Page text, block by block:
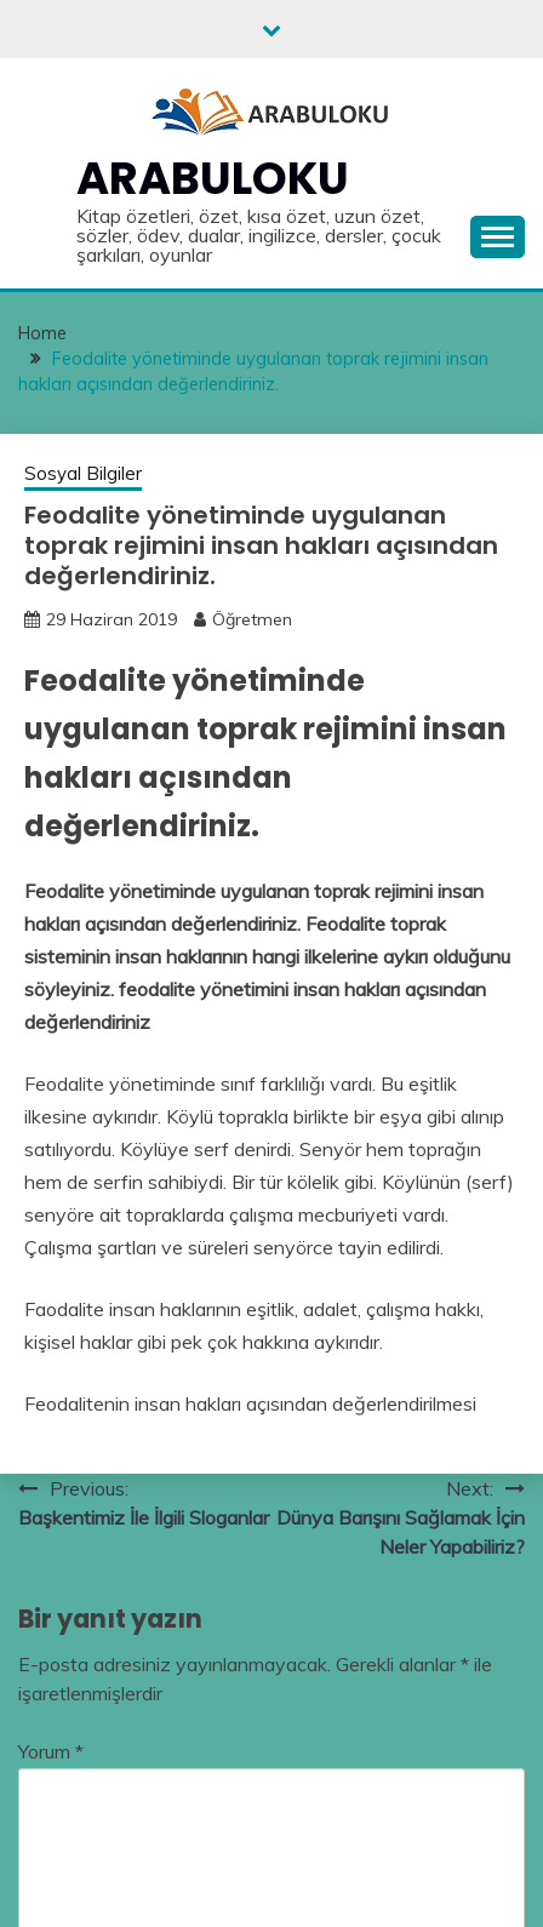
ARABULOKU
Kitap özetleri, özet, kısa özet, uzun özet,
sözler, ödev, dualar, ingilizce, dersler, çocuk
şarkıları, oyunlar
Home
Feodalite yönetiminde uygulanan toprak rejimini insan
hakları açısından değerlendiriniz.
Sosyal Bilgiler
Feodalite yönetiminde uygulanan
toprak rejimini insan hakları açısından
değerlendiriniz.
29 Haziran 2019 Öğretmen
Feodalite yönetiminde
uygulanan toprak rejimini insan
hakları açısından
değerlendiriniz.
Feodalite yönetiminde uygulanan toprak rejimini insan
hakları açısından değerlendiriniz. Feodalite toprak
sisteminin insan haklarının hangi ilkelerine aykırı olduğunu
söyleyiniz. feodalite yönetimini insan hakları açısından
değerlendiriniz
Feodalite yönetiminde sınıf farklılığı vardı. Bu eşitlik
ilkesine aykırıdır. Köylü toprakla birlikte bir eşya gibi alınıp
satılıyordu. Köylüye serf denirdi. Senyör hem toprağın
hem de serfin sahibiydi. Bir tür kölelik gibi. Köylünün (serf)
senyöre ait topraklarda çalışma mecburiyeti vardı.
Çalışma şartları ve süreleri senyörce tayin edilirdi.
Faodalite insan haklarının eşitlik, adalet, çalışma hakkı,
kişisel haklar gibi pek çok hakkına aykırıdır.
Feodalitenin insan hakları açısından değerlendirilmesi
Yazı
gezinmesi
Previous:
Başkentimiz İle İlgili Sloganlar
Next:
Dünya Barışını Sağlamak İçin
Neler Yapabiliriz?
Bir yanıt yazın
E-posta adresiniz yayınlanmayacak. Gerekli alanlar* ile
işaretlenmişlerdir
Yorum *